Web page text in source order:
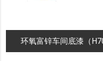
环氧富锌车间底漆（